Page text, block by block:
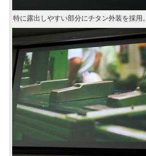
特に露出しやすい部分にチタン外装を採用。